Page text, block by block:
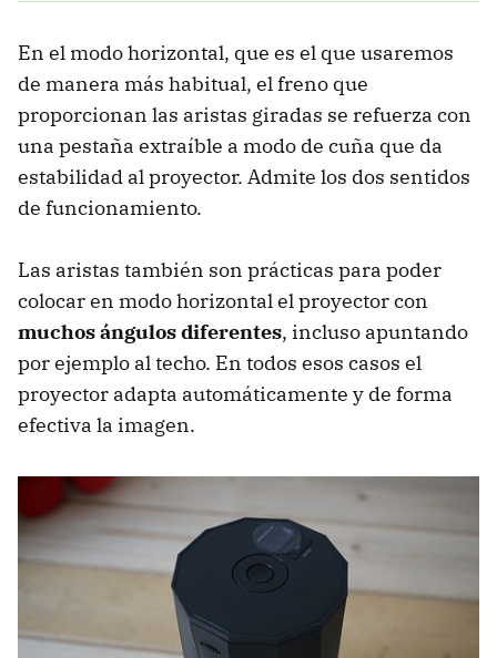
En el modo horizontal, que es el que usaremos
de manera más habitual, el freno que
proporcionan las aristas giradas se refuerza con
una pestaña extraíble a modo de cuña que da
estabilidad al proyector. Admite los dos sentidos
de funcionamiento.
Las aristas también son prácticas para poder
colocar en modo horizontal el proyector con
muchos ángulos diferentes, incluso apuntando
por ejemplo al techo. En todos esos casos el
proyector adapta automáticamente y de forma
efectiva la imagen.